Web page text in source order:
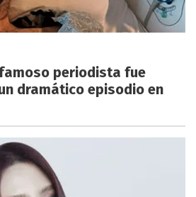
periodista fue
dramático episodio en